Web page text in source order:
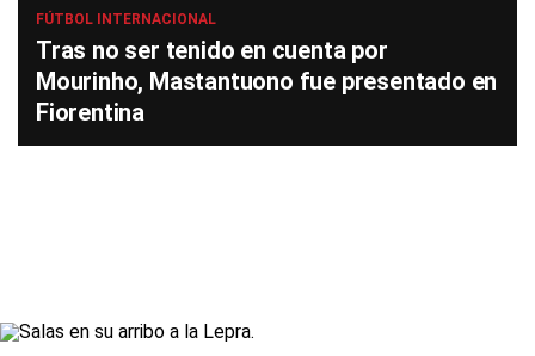
FÚTBOL INTERNACIONAL
Tras no ser tenido en cuenta por
Mourinho, Mastantuono fue presentado en
Fiorentina